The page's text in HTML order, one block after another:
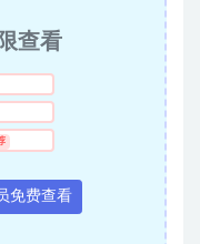
查看
免费查看